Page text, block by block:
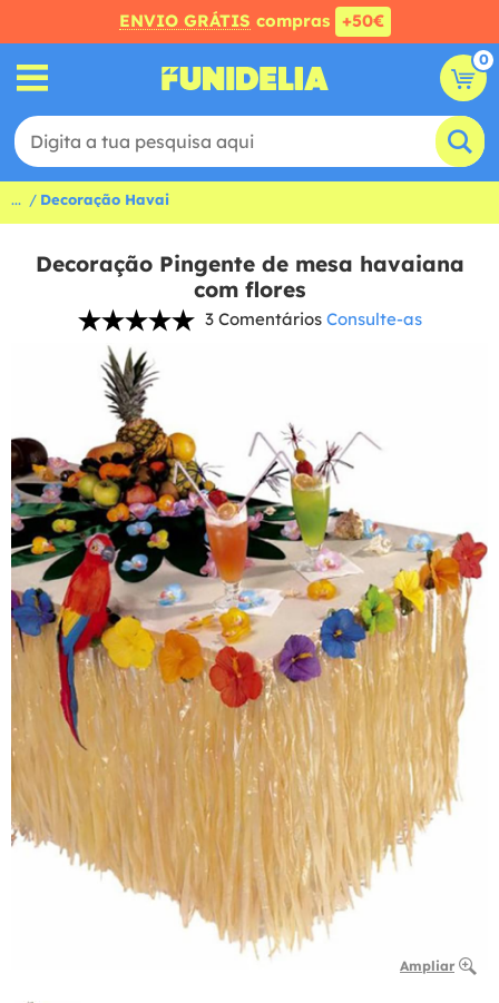
ENVIO GRÁTIS compras +50€
0
... Decoração Havai
Decoração Pingente de mesa havaiana
com flores
3 Comentários Consulte-as
Ampliar